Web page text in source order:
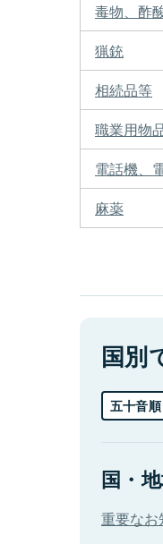
毒物、酢
猟銃
相続品等
職業用物
電話機、
麻薬
国別
五十音順
国・
重要なお